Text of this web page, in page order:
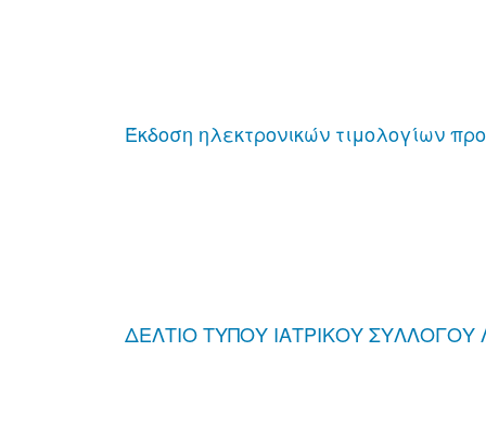
Έκδοση ηλεκτρονικών τιμολογίων
ΔΕΛΤΙΟ ΤΥΠΟΥ ΙΑΤΡΙΚΟΥ ΣΥΛΛΟΓΟΥ